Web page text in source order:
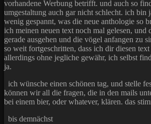
vorhandene Werbung betrifft. und auch so
umgestaltung auch gar nicht schlecht. ich bin
wenig gespannt, was die neue anthologie so
ich meinen neuen text noch mal gelesen, und
gerade ausgehen und die vögel anfangen zu
so weit fortgeschritten, dass ich dir diesen
allerdings ohne jegliche gewähr, ich selbst
ja.
ich wünsche einen schönen tag, und stelle
können wir all die fragen, die in den mails
bei einem bier, oder whatever, klären. das
bis demnächst